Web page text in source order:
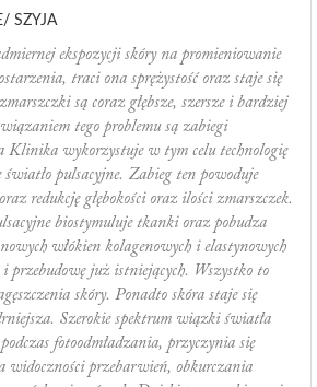
SZYJA
ekspozycji skóry na promieniowanie
traci ona sprężystość oraz staje się
są coraz głębsze, szersze i bardziej
tego problemu są zabiegi
Klinika wykorzystuje w tym celu technologię
pulsacyjne. Zabieg ten powoduje
redukcję głębokości oraz ilości zmarszczek.
biostymuluje tkanki oraz pobudza
włókien kolagenowych i elastynowych
i przebudowę już istniejących. Wszystko to
skóry. Ponadto skóra staje się
Szerokie spektrum wiązki światła
fotoodmładzania, przyczynia się
widoczności przebarwień, obkurczania